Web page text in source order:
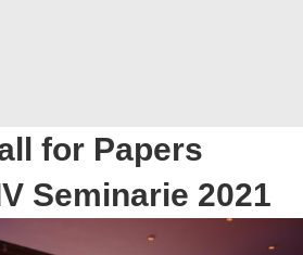
for Papers
Seminarie 2021